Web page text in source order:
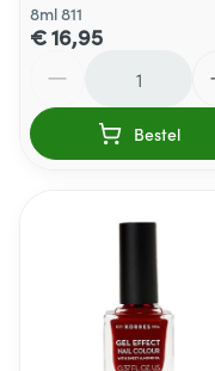
8ml 811
€ 16,95
Bestel